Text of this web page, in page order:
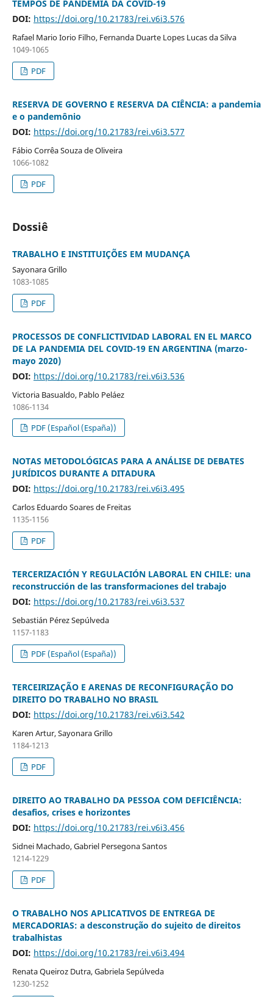
TEMPOS DE PANDEMIA DA COVID-19
DOI: https://doi.org/10.21783/rei.v6i3.576
Rafael Mario Iorio Filho, Fernanda Duarte Lopes Lucas da Silva
1049-1065
PDF
RESERVA DE GOVERNO E RESERVA DA CIÊNCIA: a pandemia
e o pandemônio
DOI: https://doi.org/10.21783/rei.v6i3.577
Fábio Corrêa Souza de Oliveira
1066-1082
PDF
Dossiê
TRABALHO E INSTITUIÇÕES EM MUDANÇA
Sayonara Grillo
1083-1085
PDF
PROCESSOS DE CONFLICTIVIDAD LABORAL EN EL MARCO
DE LA PANDEMIA DEL COVID-19 EN ARGENTINA (marzo-
mayo 2020)
DOI: https://doi.org/10.21783/rei.v6i3.536
Victoria Basualdo, Pablo Peláez
1086-1134
PDF (Español (España))
NOTAS METODOLÓGICAS PARA A ANÁLISE DE DEBATES
JURÍDICOS DURANTE A DITADURA
DOI: https://doi.org/10.21783/rei.v6i3.495
Carlos Eduardo Soares de Freitas
1135-1156
PDF
TERCERIZACIÓN Y REGULACIÓN LABORAL EN CHILE: una
reconstrucción de las transformaciones del trabajo
DOI: https://doi.org/10.21783/rei.v6i3.537
Sebastián Pérez Sepúlveda
1157-1183
PDF (Español (España))
TERCEIRIZAÇÃO E ARENAS DE RECONFIGURAÇÃO DO
DIREITO DO TRABALHO NO BRASIL
DOI: https://doi.org/10.21783/rei.v6i3.542
Karen Artur, Sayonara Grillo
1184-1213
PDF
DIREITO AO TRABALHO DA PESSOA COM DEFICIÊNCIA:
desafios, crises e horizontes
DOI: https://doi.org/10.21783/rei.v6i3.456
Sidnei Machado, Gabriel Persegona Santos
1214-1229
PDF
O TRABALHO NOS APLICATIVOS DE ENTREGA DE
MERCADORIAS: a desconstrução do sujeito de direitos
trabalhistas
DOI: https://doi.org/10.21783/rei.v6i3.494
Renata Queiroz Dutra, Gabriela Sepúlveda
1230-1252